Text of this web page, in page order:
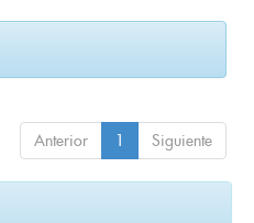
Anterior 1 Siguiente